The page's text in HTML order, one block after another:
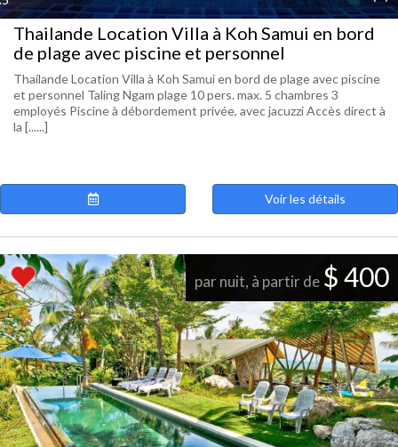
Thailande Location Villa à Koh Samui en bord
de plage avec piscine et personnel
Thailande Location Villa à Koh Samui en bord de plage avec piscine
et personnel Taling Ngam plage 10 pers. max. 5 chambres 3
employés Piscine à débordement privée, avec jacuzzi Accès direct à
la [......]
Voir les détails
par nuit, à partir de $ 400